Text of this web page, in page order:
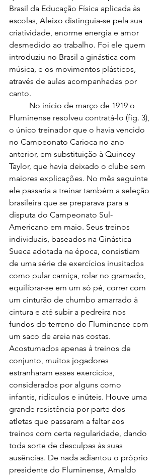
Brasil da Educação Física aplicada às
escolas, Aleixo distinguia-se pela sua
criatividade, enorme energia e amor
desmedido ao trabalho. Foi ele quem
introduziu no Brasil a ginástica com
música, e os movimentos plásticos,
através de aulas acompanhadas por
canto.
Fluminense resolveu contratá-lo (fig. 3),
o único treinador que o havia vencido
no Campeonato Carioca no ano
anterior, em substituição à Quincey
Taylor, que havia deixado o clube sem
maiores explicações. No mês seguinte
ele passaria a treinar também a seleção
brasileira que se preparava para a
disputa do Campeonato Sul-
Americano em maio. Seus treinos
individuais, baseados na Ginástica
Sueca adotada na época, consistiam
de uma série de exercícios inusitados
como pular carniça, rolar no gramado,
equilibrar-se em um só pé, correr com
um cinturão de chumbo amarrado à
cintura e até subir a pedreira nos
fundos do terreno do Fluminense com
um saco de areia nas costas.
Acostumados apenas à treinos de
conjunto, muitos jogadores
estranharam esses exercícios,
considerados por alguns como
infantis, ridículos e inúteis. Houve uma
grande resistência por parte dos
atletas que passaram a faltar aos
treinos com certa regularidade, dando
toda sorte de desculpas às suas
ausências. De nada adiantou o próprio
presidente do Fluminense, Arnaldo